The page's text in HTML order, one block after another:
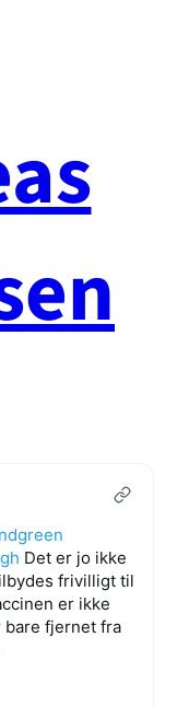
Det er jo ikke
frivilligt til
er ikke
bare fjernet fra